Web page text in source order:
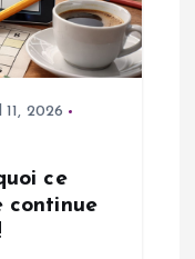
11, 2026
ce
continue